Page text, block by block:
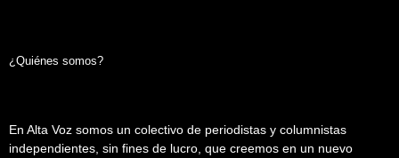
¿Quiénes somos?
En Alta Voz somos un colectivo de periodistas y columnistas
independientes, sin fines de lucro, que creemos en un nuevo